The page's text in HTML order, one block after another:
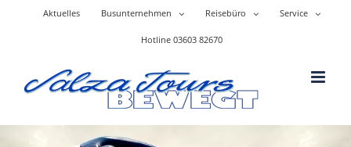
Aktuelles Busunternehmen Reisebüro Service
Hotline 03603 82670